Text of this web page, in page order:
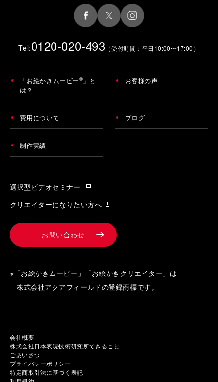
Tel:0120-020-493 （受付時間：平日10:00〜17:00）
「お絵かきムービー® 」と
は？
お客様の声
費用について ブログ
制作実績
選択型ビデオセミナー
クリエイターになりたい方へ
お問い合わせ
※「お絵かきムービー」「お絵かきクリエイター」は
株式会社アクアフィールドの登録商標です。
会社概要
株式会社日本表現技術研究所できること
ごあいさつ
プライバシーポリシー
特定商取引法に基づく表記